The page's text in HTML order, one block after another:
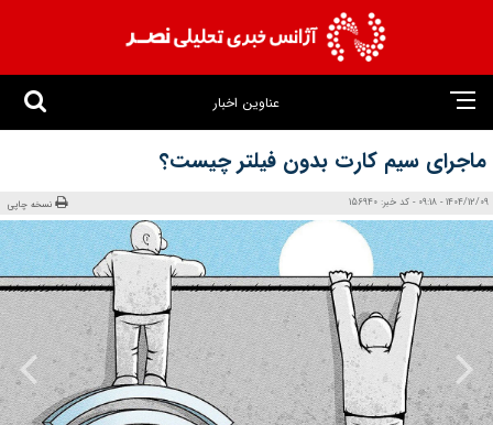
عناوین اخبار
ماجرای سیم‌ کارت بدون فیلتر چیست؟
1404/12/09 - 09:18 - کد خبر: 156940 نسخه چاپی